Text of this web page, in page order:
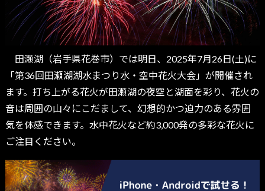
田瀬湖（岩手県花巻市）では明日、2025年7月26日(土)に
「第36回田瀬湖湖水まつり水・空中花火大会」が開催され
ます。打ち上がる花火が田瀬湖の夜空と湖面を彩り、花火の
音は周囲の山々にこだまして、幻想的かつ迫力のある雰囲
気を体感できます。水中花火など約3,000発の多彩な花火に
ご注目ください。